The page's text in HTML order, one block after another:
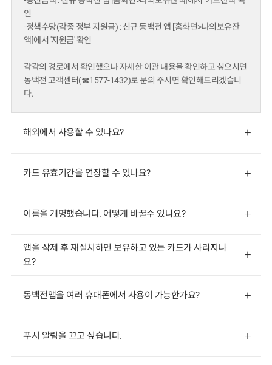
인
-정책수당(각종 정부 지원금) : 신규 동백전 앱 [홈화면>나의보유잔
액]에서 '지원금' 확인
각각의 경로에서 확인했으나 자세한 이관 내용을 확인하고 싶으시면
동백전 고객센터(☎1577-1432)로 문의 주시면 확인해드리겠습니
다.
해외에서 사용할 수 있나요? +
카드 유효기간을 연장할 수 있나요? +
이름을 개명했습니다. 어떻게 바꿀수 있나요? +
앱을 삭제 후 재설치하면 보유하고 있는 카드가 사라지나
요?
+
동백전앱을 여러 휴대폰에서 사용이 가능한가요? +
푸시 알림을 끄고 싶습니다. +